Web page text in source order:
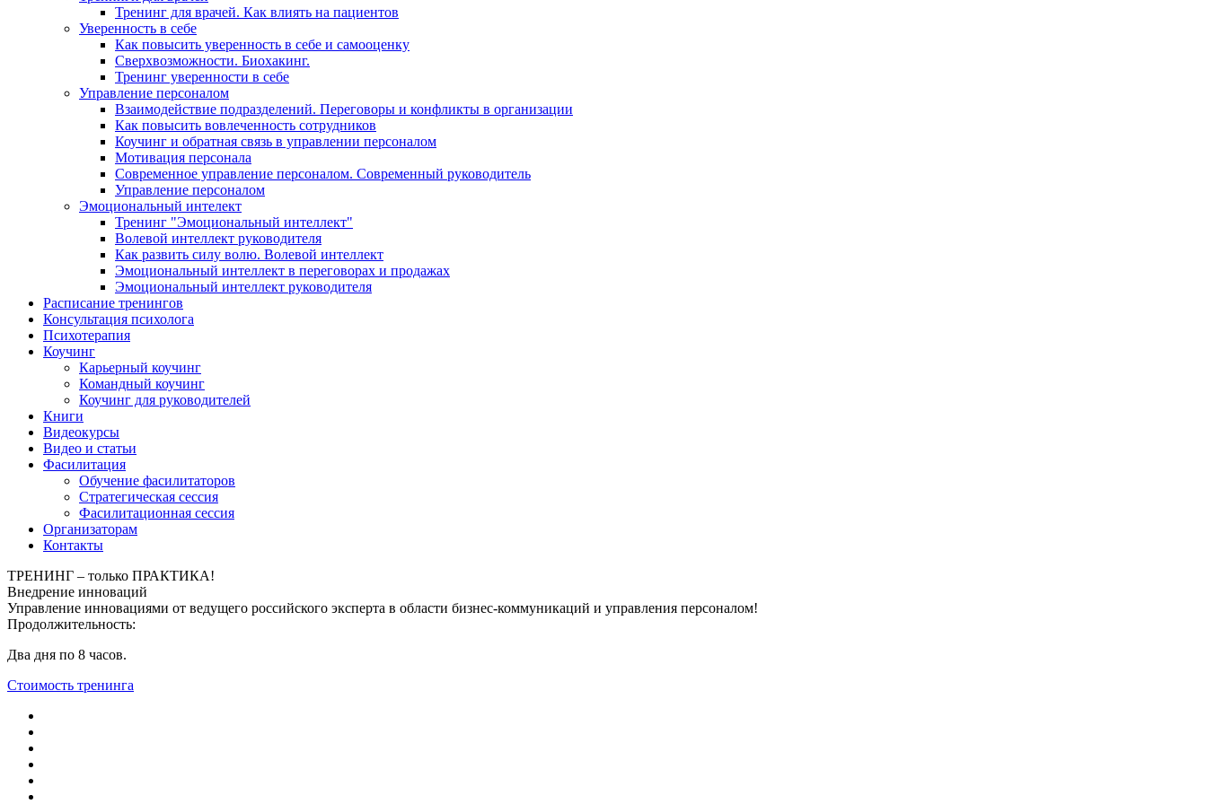
Тренинг для врачей. Как влиять на пациентов
Уверенность в себе
Как повысить уверенность в себе и самооценку
Сверхвозможности. Биохакинг.
Тренинг уверенности в себе
Управление персоналом
Взаимодействие подразделений. Переговоры и конфликты в организации
Как повысить вовлеченность сотрудников
Коучинг и обратная связь в управлении персоналом
Мотивация персонала
Современное управление персоналом. Современный руководитель
Управление персоналом
Эмоциональный интелект
Тренинг "Эмоциональный интеллект"
Волевой интеллект руководителя
Как развить силу волю. Волевой интеллект
Эмоциональный интеллект в переговорах и продажах
Эмоциональный интеллект руководителя
Расписание тренингов
Консультация психолога
Психотерапия
Коучинг
Карьерный коучинг
Командный коучинг
Коучинг для руководителей
Книги
Видеокурсы
Видео и статьи
Фасилитация
Обучение фасилитаторов
Стратегическая сессия
Фасилитационная сессия
Организаторам
Контакты
ТРЕНИНГ – только ПРАКТИКА!
Внедрение инноваций
Управление инновациями от ведущего российского эксперта в области бизнес‑коммуникаций и управления персоналом!
Продолжительность:
Два дня по 8 часов.
Стоимость тренинга